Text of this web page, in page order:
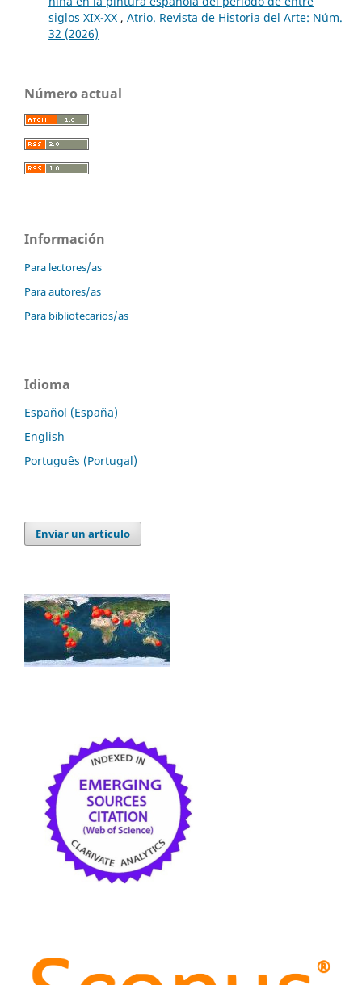
siglos XIX-XX , Atrio. Revista de Historia del Arte: Núm.
32 (2026)
Número actual
Información
Para lectores/as
Para autores/as
Para bibliotecarios/as
Idioma
Español (España)
English
Português (Portugal)
Enviar un artículo